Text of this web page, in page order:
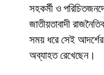
সহকর্মী ও
জাতীয়তাবাদী
সময় ধরে সেই আদর্শের
অব্যাহত রেখেছেন।